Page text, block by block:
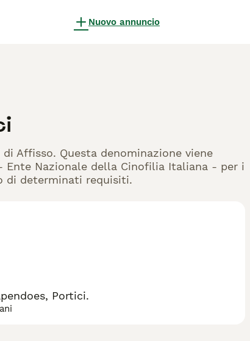
Nuovo annuncio
Affisso. Questa denominazione viene
Ente Nazionale della Cinofilia Italiana - per i
di determinati requisiti.
Portici.